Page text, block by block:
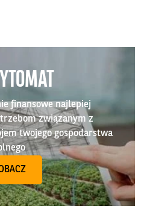
finansowe najlepiej
związanym z
twojego gospodarstwa